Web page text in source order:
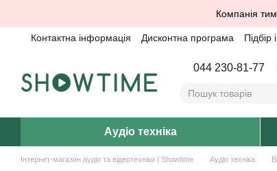
Компанія
Контактна інформація Дисконтна програма Підбір
044 230-81-77
Аудіо техніка
Інтернет-магазин аудіо та відеотехніки | Showtime Аудіо техніка